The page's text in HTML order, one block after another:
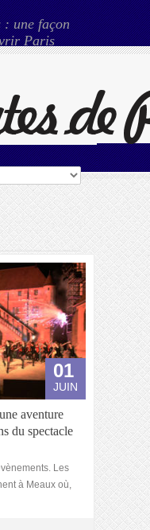
: une façon
Paris
01
JUIN
aventure
du spectacle
Les
à Meaux où,